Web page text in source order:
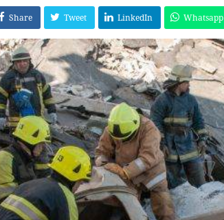
Share Tweet LinkedIn Whatsapp